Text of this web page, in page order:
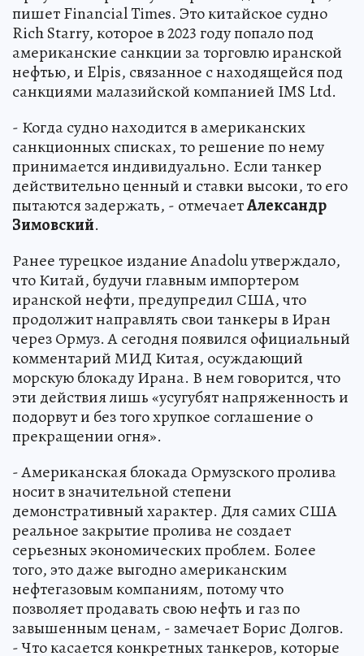
пишет Financial Times. Это китайское судно
Rich Starry, которое в 2023 году попало под
американские санкции за торговлю иранской
нефтью, и Elpis, связанное с находящейся под
санкциями малазийской компанией IMS Ltd.
- Когда судно находится в американских
санкционных списках, то решение по нему
принимается индивидуально. Если танкер
действительно ценный и ставки высоки, то его
пытаются задержать, - отмечаетАлександр
Зимовский.
Ранее турецкое издание Anadolu утверждало,
что Китай, будучи главным импортером
иранской нефти, предупредил США, что
продолжит направлять свои танкеры в Иран
через Ормуз. А сегодня появился официальный
комментарий МИД Китая, осуждающий
морскую блокаду Ирана. В нем говорится, что
эти действия лишь «усугубят напряженность и
подорвут и без того хрупкое соглашение о
прекращении огня».
- Американская блокада Ормузского пролива
носит в значительной степени
демонстративный характер. Для самих США
реальное закрытие пролива не создает
серьезных экономических проблем. Более
того, это даже выгодно американским
нефтегазовым компаниям, потому что
позволяет продавать свою нефть и газ по
завышенным ценам, - замечает Борис Долгов.
- Что касается конкретных танкеров, которые